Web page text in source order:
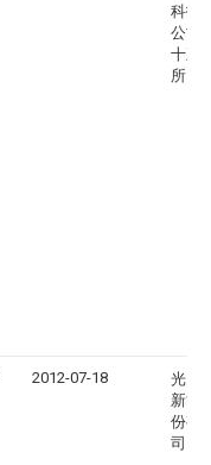
科技
公司
十五
所
2012-07-18
光为
新能
份有
司